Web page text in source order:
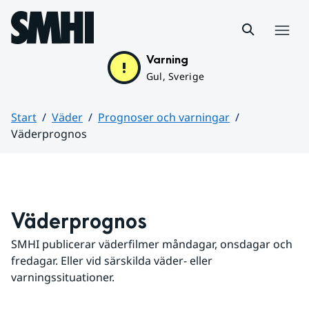
Hoppa till sidans innehåll
Varning
Gul, Sverige
Start Väder
Prognoser och varningar
Väderprognos
Väderprognos
SMHI publicerar väderfilmer måndagar, onsdagar och
fredagar. Eller vid särskilda väder- eller
varningssituationer.